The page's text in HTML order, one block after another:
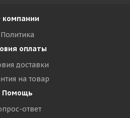
компании
Политика
оплаты
доставки
на товар
Помощь
ответ